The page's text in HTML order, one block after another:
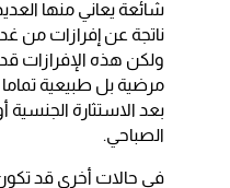
شائعة يعاني منها
ناتجة عن إفرازات من
ولكن هذه الإفرازات قد
مرضية بل طبيعية
بعد الاستثارة الجنسية
الصباحي.
في حالات أخرى قد